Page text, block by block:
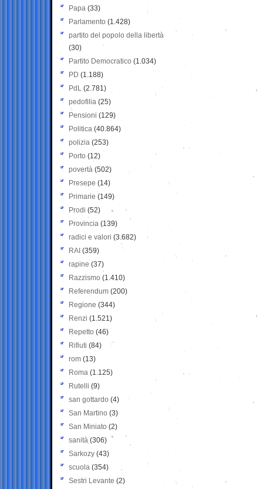
Papa (33)
Parlamento (1.428)
partito del popolo della libertà
(30)
Partito Democratico (1.034)
PD (1.188)
PdL (2.781)
pedofilia (25)
Pensioni (129)
Politica (40.864)
polizia (253)
Porto (12)
povertà (502)
Presepe (14)
Primarie (149)
Prodi (52)
Provincia (139)
radici e valori (3.682)
RAI (359)
rapine (37)
Razzismo (1.410)
Referendum (200)
Regione (344)
Renzi (1.521)
Repetto (46)
Rifiuti (84)
rom (13)
Roma (1.125)
Rutelli (9)
san gottardo (4)
San Martino (3)
San Miniato (2)
sanità (306)
Sarkozy (43)
scuola (354)
Sestri Levante (2)